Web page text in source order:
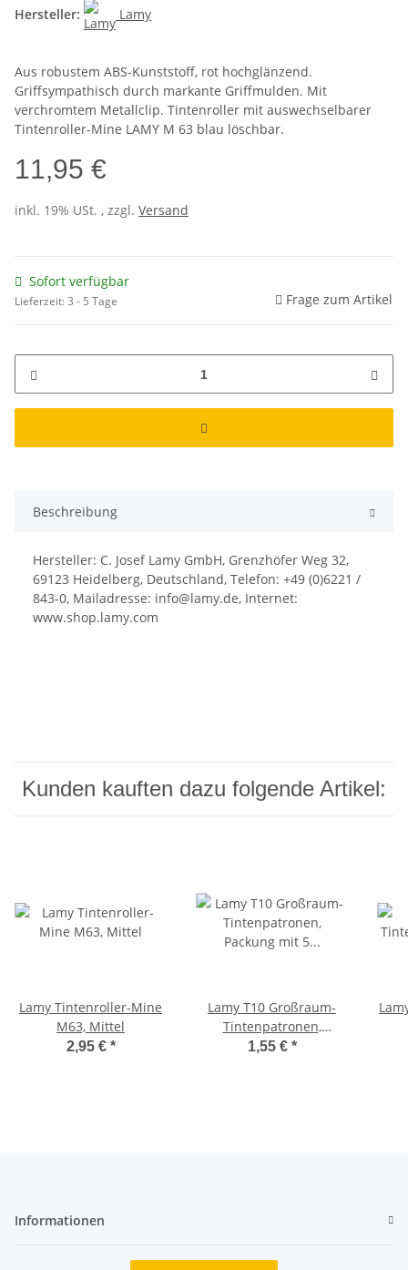
Hersteller:
Lamy
Aus robustem ABS-Kunststoff, rot hochglänzend.
Griffsympathisch durch markante Griffmulden. Mit
verchromtem Metallclip. Tintenroller mit auswechselbarer
Tintenroller-Mine LAMY M 63 blau löschbar.
11,95 €
inkl. 19% USt. , zzgl. Versand
Sofort verfügbar
Lieferzeit:3 - 5 Tage Frage zum Artikel
Beschreibung
Hersteller: C. Josef Lamy GmbH, Grenzhöfer Weg 32,
69123 Heidelberg, Deutschland, Telefon: +49 (0)6221 /
843-0, Mailadresse: info@lamy.de, Internet:
www.shop.lamy.com
Kunden kauften dazu folgende Artikel:
Lamy Tintenroller-Mine
M63, Mittel
2,95 € *
Lamy T10 Großraum-
Tintenpatronen,
Packung mit 5
1,55 € *
Informationen